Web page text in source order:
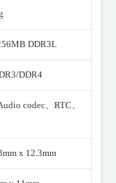
DDR3L
DDR4
codec、RTC、
x 12.3mm